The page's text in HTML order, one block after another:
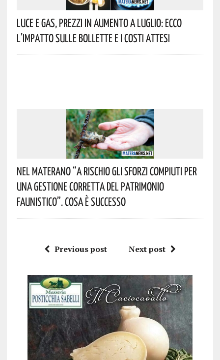
Luce E Gas, Prezzi In Aumento A Luglio: Ecco
L’impatto Sulle Bollette E I Costi Attesi
Nel Materano “a Rischio Gli Sforzi Compiuti Per
Una Gestione Corretta Del Patrimonio
Faunistico”. Cosa È Successo
Previous post Next post